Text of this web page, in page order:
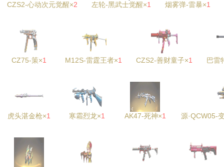
CZS2-心动次元觉醒×2 左轮-黑武士觉醒×1 烟雾弹-雷暴×1
CZ75-策×1 M12S-雷霆王者×1 CZS2-善财童子×1 巴雷
虎头湛金枪×1 寒霜烈龙×1 AK47-死神×1 源·QCW05-